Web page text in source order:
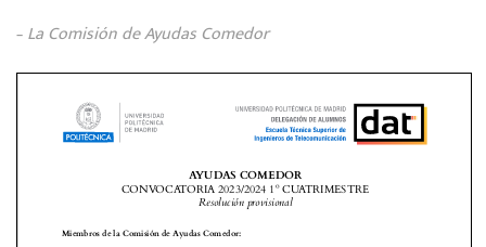
–La Comisión de Ayudas Comedor